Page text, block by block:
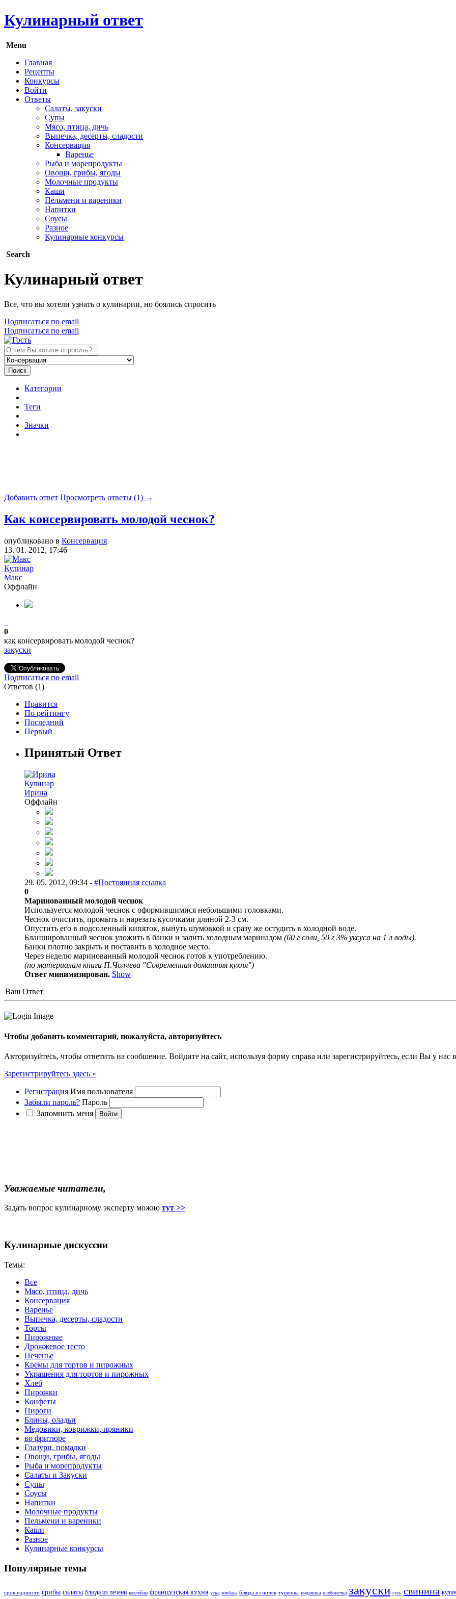
Кулинарный ответ
Menu
Главная
Рецепты
Конкурсы
Войти
Ответы
Салаты, закуски
Супы
Мясо, птица, дичь
Выпечка, десерты, сладости
Консервация
Варенье
Рыба и морепродукты
Овощи, грибы, ягоды
Молочные продукты
Каши
Пельмени и вареники
Напитки
Соусы
Разное
Кулинарные конкурсы
Search
Кулинарный ответ
Все, что вы хотели узнать о кулинарии, но боялись спросить
Подписаться по email
Подписаться по email
Поиск
Категории
Теги
Значки
Добавить ответ Просмотреть ответы (1) →
Как консервировать молодой чеснок?
опубликовано в Консервация
13. 01. 2012, 17:46
Кулинар
Макс
Оффлайн
0
как консервировать молодой чеснок?
закуски
Подписаться по email
Ответов (1)
Нравится
По рейтингу
Последний
Первый
Принятый Ответ
Кулинар
Ирина
Оффлайн
29. 05. 2012, 09:34 - #Постоянная ссылка
0
Маринованный молодой чеснок
Используется молодой чеснок с оформившимися небольшими головками.
Чеснок очистить, промыть и нарезать кусочками длиной 2-3 см.
Опустить его в подсоленный кипяток, вынуть шумовкой и сразу же остудить в холодной воде.
Бланшированный чеснок уложить в банки и залить холодным маринадом (60 г соли, 50 г 3% уксуса на 1 л воды).
Банки плотно закрыть и поставить в холодное место.
Через неделю маринованный молодой чеснок готов к употреблению.
(по материалам книги П.Чолчева "Современная домашняя кухня")
Ответ минимизирован. Show
Ваш Ответ
Чтобы добавить комментарий, пожалуйста, авторизуйтесь
Авторизуйтесь, чтобы ответить на сообшение. Войдите на сайт, используя форму справа или зарегистрируйтесь, если Вы у нас
Зарегистрируйтесь здесь »
Регистрация Имя пользователя
Забыли пароль? Пароль
Запомнить меня
Уважаемые читатели,
Задать вопрос кулинарному эксперту можно тут >>
Кулинарные дискуссии
Темы:
Все
Мясо, птица, дичь
Консервация
Варенье
Выпечка, десерты, сладости
Торты
Пирожные
Дрожжевое тесто
Печенье
Кремы для тортов и пирожных
Украшения для тортов и пирожных
Хлеб
Пирожки
Конфеты
Пироги
Блины, оладьи
Медовики, коврижки, пряники
во фритюре
Глазури, помадки
Овощи, грибы, ягоды
Рыба и морепродукты
Салаты и Закуски
Супы
Соусы
Напитки
Молочные продукты
Пельмени и вареники
Каши
Разное
Кулинарные конкурсы
Популярные темы
срок годности грибы салаты блюда из печени коктейли французская кухня утка ковбаса блюда из почек тушенка индюшка хлебопечка закуски гусь свинина